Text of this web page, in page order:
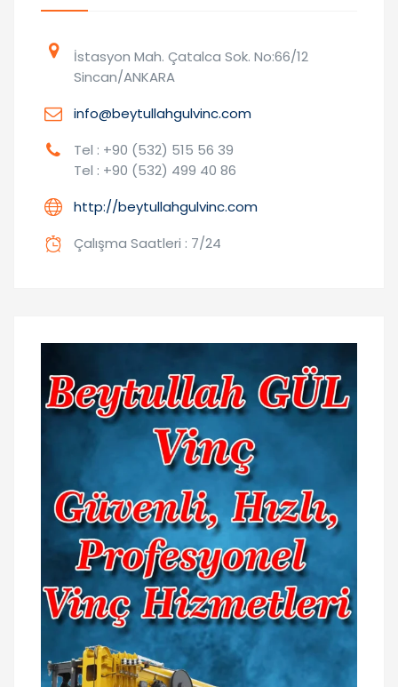
İstasyon Mah. Çatalca Sok. No:66/12
Sincan/ANKARA
info@beytullahgulvinc.com
Tel : +90 (532) 515 56 39
Tel : +90 (532) 499 40 86
http://beytullahgulvinc.com
Çalışma Saatleri : 7/24